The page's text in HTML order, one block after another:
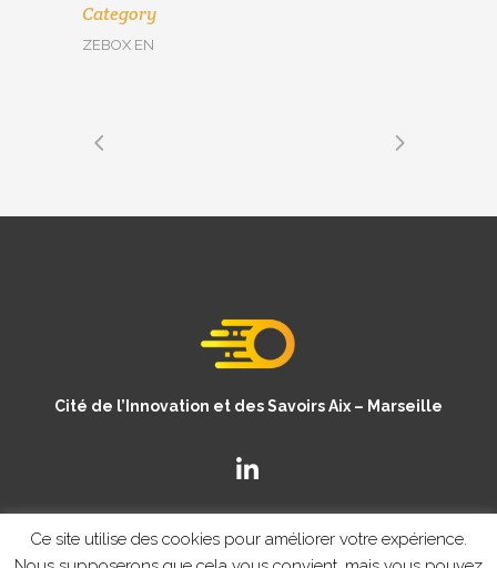
Category
ZEBOX EN
Cité de l’Innovation et des Savoirs Aix – Marseille
Ce site utilise des cookies pour améliorer votre expérience.